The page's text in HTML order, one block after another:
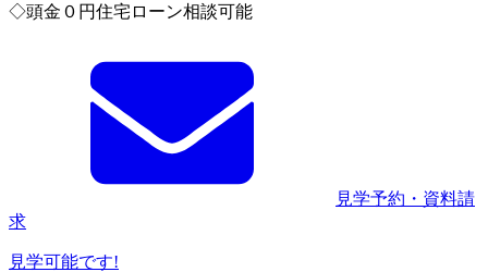
◇頭金０円住宅ローン相談可能
見学予約・資料請
求
見学可能です!